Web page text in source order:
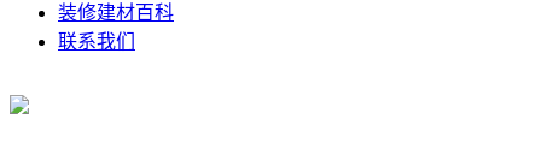
装修建材百科
联系我们